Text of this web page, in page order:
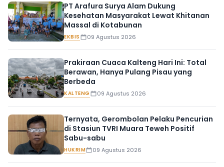
PT Arafura Surya Alam Dukung
Kesehatan Masyarakat Lewat Khitanan
Massal di Kotabunan
EKBIS 09 Agustus 2026
Prakiraan Cuaca Kalteng Hari Ini: Total
Berawan, Hanya Pulang Pisau yang
Berbeda
KALTENG 09 Agustus 2026
Ternyata, Gerombolan Pelaku Pencurian
di Stasiun TVRI Muara Teweh Positif
Sabu-sabu
HUKRIM 09 Agustus 2026